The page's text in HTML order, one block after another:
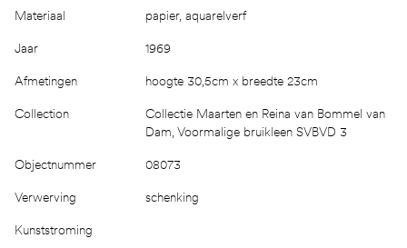
Materiaal papier, aquarelverf
Jaar 1969
Afmetingen hoogte 30,5cm x breedte 23cm
Collection
Collectie Maarten en Reina van Bommel van
Dam, Voormalige bruikleen SVBVD 3
Objectnummer 08073
Verwerving schenking
Kunststroming